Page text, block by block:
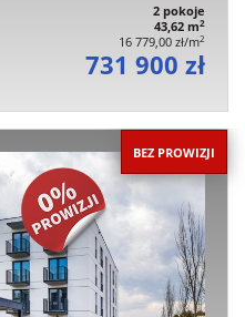
2 pokoje
43,62 m2
16 779,00 zł/m2
731 900 zł
BEZ PROWIZJI